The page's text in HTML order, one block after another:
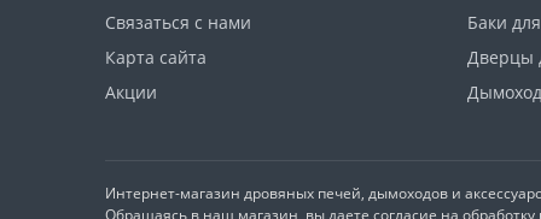
Связаться с нами
Карта сайта
Акции
Баки
Дверцы
Интернет-магазин дровяных печей, дымоходов и
Обращаясь в наш магазин, вы даете согласие на